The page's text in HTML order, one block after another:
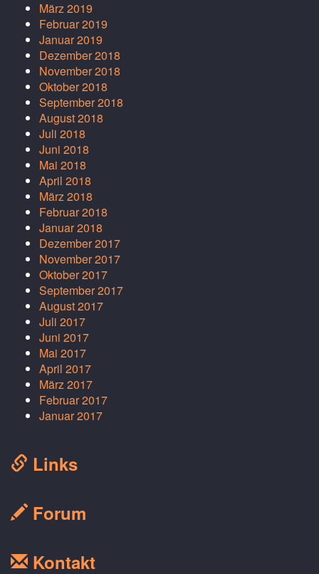
März 2019
Februar 2019
Januar 2019
Dezember 2018
November 2018
Oktober 2018
September 2018
August 2018
Juli 2018
Juni 2018
Mai 2018
April 2018
März 2018
Februar 2018
Januar 2018
Dezember 2017
November 2017
Oktober 2017
September 2017
August 2017
Juli 2017
Juni 2017
Mai 2017
April 2017
März 2017
Februar 2017
Januar 2017
Links
Forum
Kontakt